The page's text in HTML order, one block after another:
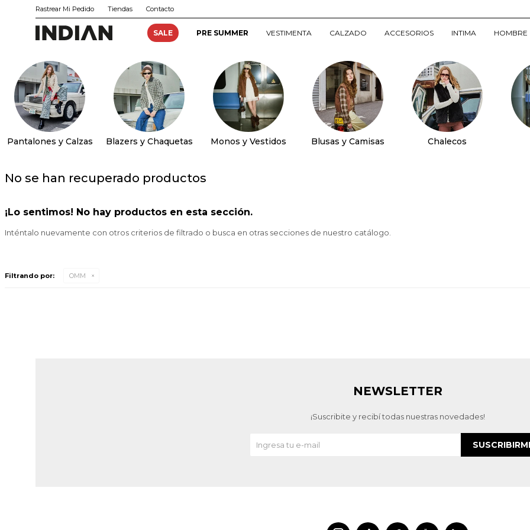
SALE PRE SUMMER VESTIMENTA CALZADO ACCESORIOS INTIMA HOMBRE
Rastrear Mi Pedido Tiendas Contacto
Pantalones y Calzas Blazers y Chaquetas Monos y Vestidos Blusas y Camisas Chalecos
No se han recuperado productos
¡Lo sentimos! No hay productos en esta sección.
Inténtalo nuevamente con otros criterios de filtrado o busca en otras secciones de nuestro catálogo.
Filtrando por: OMM
NEWSLETTER
¡Suscribite y recibí todas nuestras novedades!